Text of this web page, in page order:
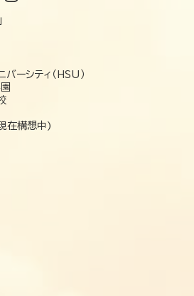
バーシティ（HSU）
在構想中)